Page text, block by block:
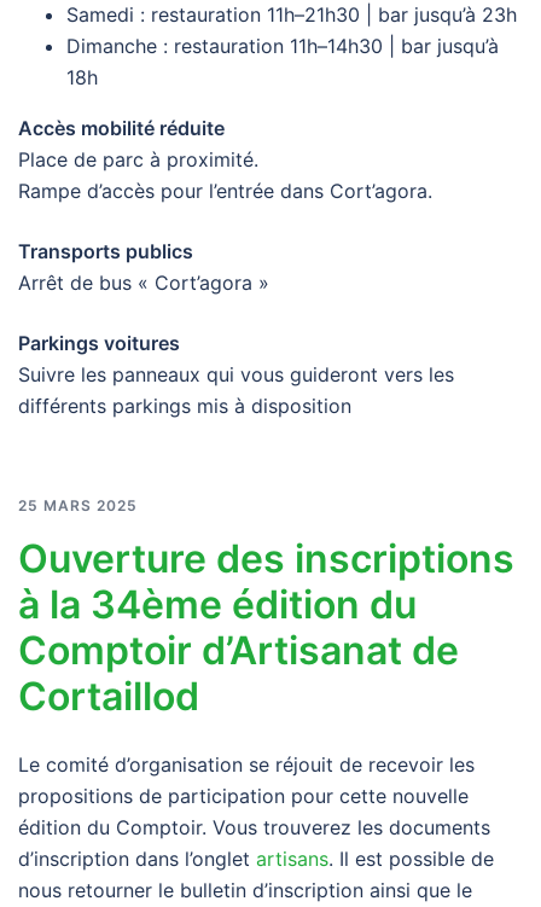
Samedi : restauration 11h–21h30 | bar jusqu’à 23h
Dimanche : restauration 11h–14h30 | bar jusqu’à
18h
Accès mobilité réduite
Place de parc à proximité.
Rampe d’accès pour l’entrée dans Cort’agora.
Transports publics
Arrêt de bus « Cort’agora »
Parkings voitures
Suivre les panneaux qui vous guideront vers les
différents parkings mis à disposition
25 MARS 2025
Ouverture des inscriptions
à la 34ème édition du
Comptoir d’Artisanat de
Cortaillod
Le comité d’organisation se réjouit de recevoir les
propositions de participation pour cette nouvelle
édition du Comptoir. Vous trouverez les documents
d’inscription dans l’onglet artisans. Il est possible de
nous retourner le bulletin d’inscription ainsi que le